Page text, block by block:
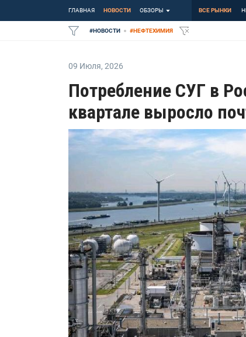
ГЛАВНАЯ НОВОСТИ ОБЗОРЫ ВСЕ РЫНКИ
#НОВОСТИ #НЕФТЕХИМИЯ
09 Июля, 2026
Потребление СУГ в
квартале выросло